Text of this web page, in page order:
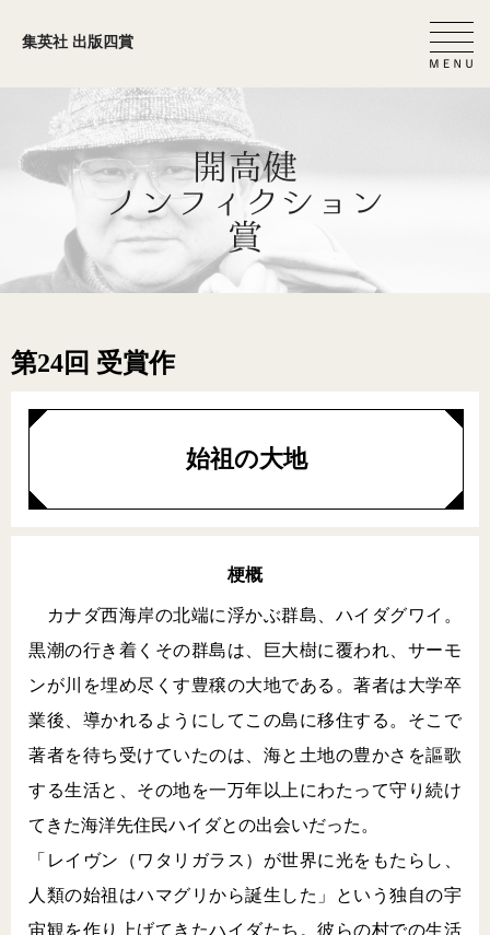
集英社 出版四賞
第24回 受賞作
始祖の大地
梗概
カナダ西海岸の北端に浮かぶ群島、ハイダグワイ。
黒潮の行き着くその群島は、巨大樹に覆われ、サーモ
ンが川を埋め尽くす豊穣の大地である。著者は大学卒
業後、導かれるようにしてこの島に移住する。そこで
著者を待ち受けていたのは、海と土地の豊かさを謳歌
する生活と、その地を一万年以上にわたって守り続け
てきた海洋先住民ハイダとの出会いだった。
「レイヴン（ワタリガラス）が世界に光をもたらし、
人類の始祖はハマグリから誕生した」という独自の宇
宙観を作り上げてきたハイダたち。彼らの村での生活